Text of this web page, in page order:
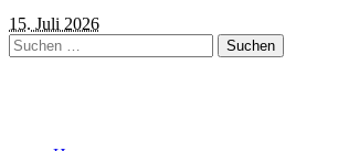
15. Juli 2026
Suchen
nach: